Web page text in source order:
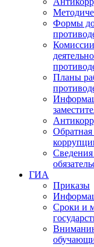
Формы
Планы
Обратная
Сведения
ГИА
Приказы
Сроки и